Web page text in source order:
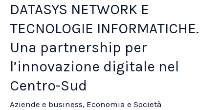
DATASYS NETWORK E
TECNOLOGIE INFORMATICHE.
Una partnership per
l’innovazione digitale nel
Centro-Sud
Aziende e business, Economia e Società